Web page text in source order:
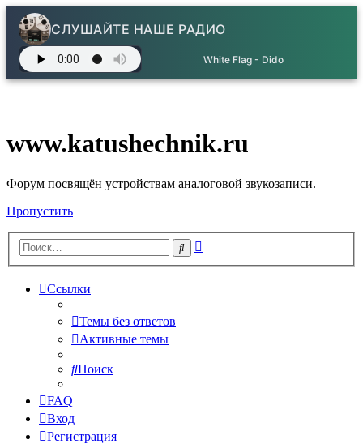
СЛУШАЙТЕ НАШЕ РАДИО
White Flag - Dido
www.katushechnik.ru
Форум посвящён устройствам аналоговой звукозаписи.
Пропустить
Поиск
Ссылки
Темы без ответов
Активные темы
Поиск
FAQ
Вход
Регистрация